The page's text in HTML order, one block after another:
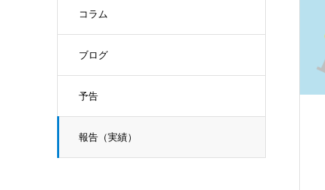
コラム
ブログ
予告
報告（実績）